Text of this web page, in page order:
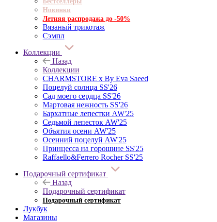
Новинки
Летняя распродажа до -50%
Вязаный трикотаж
Сэмпл
Коллекции
Назад
Коллекции
CHARMSTORE х By Eva Saeed
Поцелуй солнца SS'26
Сад моего сердца SS'26
Мартовая нежность SS'26
Бархатные лепестки AW'25
Седьмой лепесток AW'25
Объятия осени AW'25
Осенний поцелуй AW'25
Принцесса на горошине SS'25
Raffaello&Ferrero Rocher SS'25
Подарочный сертификат
Назад
Подарочный сертификат
Подарочный сертификат
Лукбук
Магазины